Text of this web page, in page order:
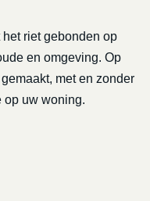
riet gebonden op
en omgeving. Op
met en zonder
op uw woning.